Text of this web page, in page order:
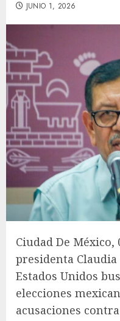
JUNIO 1, 2026
Ciudad De México,
presidenta
Estados Unidos
elecciones
acusaciones